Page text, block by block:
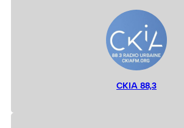
CKIA 88,3